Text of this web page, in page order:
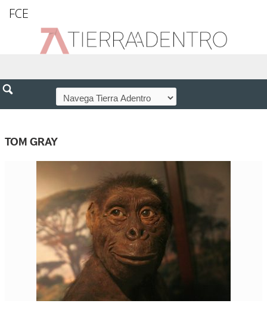
FCE
TOM GRAY